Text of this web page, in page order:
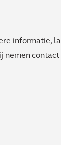
informatie,
nemen contact